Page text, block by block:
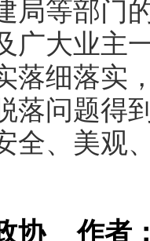
局等部门
广大业主
落细落实
落问题得
全、美观
政协作者